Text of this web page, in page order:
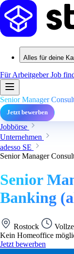
Alles für deine
Für ArbeitgeberJob
Senior Manager
Jetzt bewerben
Jobbörse
Unternehmen
adesso SE
Senior Manager
Senior
Banking
Rostock
Kein Homeoffice
Jetzt bewerben